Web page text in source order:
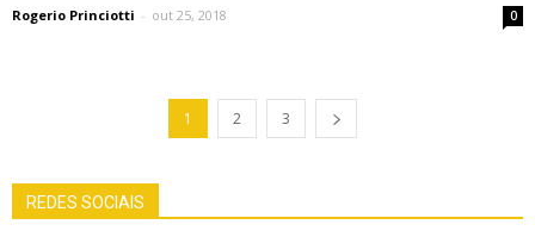
Rogerio Princiotti - out 25, 2018 0
1 2 3
REDES SOCIAIS